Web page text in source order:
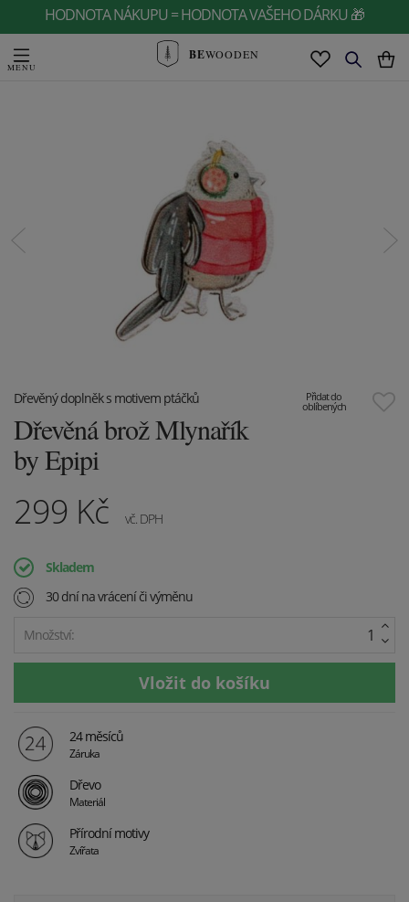
HODNOTA NÁKUPU = HODNOTA VAŠEHO DÁRKU 🎁
BEWOODEN
Přidat do
oblíbených
Dřevěný doplněk s motivem ptáčků
Dřevěná brož Mlynařík
by Epipi
299 Kč vč. DPH
Skladem
30 dní na vrácení či výměnu
Množství:
24 měsíců
Záruka
Dřevo
Materiál
Přírodní motivy
Zvířata